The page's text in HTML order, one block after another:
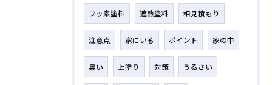
フッ素塗料 遮熱塗料 相見積もり
注意点 家にいる ポイント 家の中
臭い 上塗り 対策 うるさい